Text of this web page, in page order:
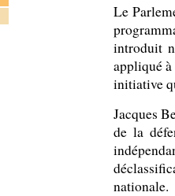
Le
introduit
appliqué
initiative
Jacques
de la
nationale.